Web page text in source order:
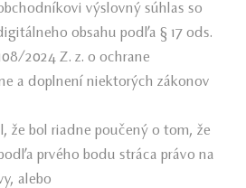
výslovný súhlas so
obsahu podľa § 17 ods.
2024 Z. z. o ochrane
a doplnení niektorých zákonov
že bol riadne poučený o tom, že
prvého bodu stráca právo na
alebo